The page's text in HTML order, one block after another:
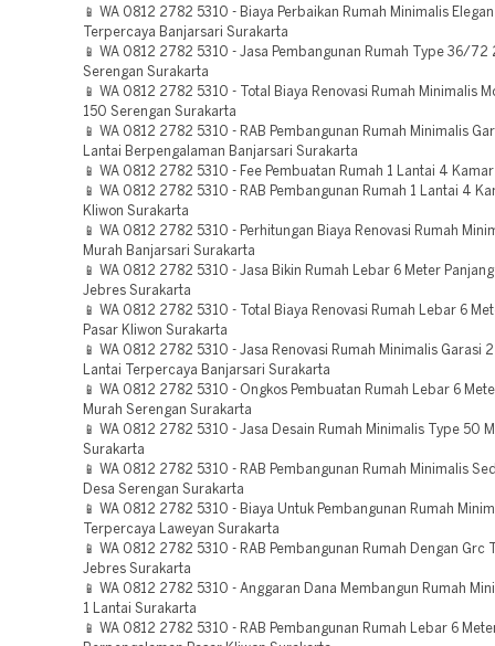
📱 WA 0812 2782 5310 - Biaya Perbaikan Rumah Minimalis
Terpercaya Banjarsari Surakarta
📱 WA 0812 2782 5310 - Jasa Pembangunan Rumah Type 36/72
Serengan Surakarta
📱 WA 0812 2782 5310 - Total Biaya Renovasi Rumah Minimalis
150 Serengan Surakarta
📱 WA 0812 2782 5310 - RAB Pembangunan Rumah Minimalis
Lantai Berpengalaman Banjarsari Surakarta
📱 WA 0812 2782 5310 - Fee Pembuatan Rumah 1 Lantai 4
📱 WA 0812 2782 5310 - RAB Pembangunan Rumah 1 Lantai 4
Kliwon Surakarta
📱 WA 0812 2782 5310 - Perhitungan Biaya Renovasi Rumah
Murah Banjarsari Surakarta
📱 WA 0812 2782 5310 - Jasa Bikin Rumah Lebar 6 Meter
Jebres Surakarta
📱 WA 0812 2782 5310 - Total Biaya Renovasi Rumah Lebar 6
Pasar Kliwon Surakarta
📱 WA 0812 2782 5310 - Jasa Renovasi Rumah Minimalis Garasi
Lantai Terpercaya Banjarsari Surakarta
📱 WA 0812 2782 5310 - Ongkos Pembuatan Rumah Lebar 6
Murah Serengan Surakarta
📱 WA 0812 2782 5310 - Jasa Desain Rumah Minimalis Type 50
Surakarta
📱 WA 0812 2782 5310 - RAB Pembangunan Rumah Minimalis
Desa Serengan Surakarta
📱 WA 0812 2782 5310 - Biaya Untuk Pembangunan Rumah
Terpercaya Laweyan Surakarta
📱 WA 0812 2782 5310 - RAB Pembangunan Rumah Dengan Grc
Jebres Surakarta
📱 WA 0812 2782 5310 - Anggaran Dana Membangun Rumah
1 Lantai Surakarta
📱 WA 0812 2782 5310 - RAB Pembangunan Rumah Lebar 6